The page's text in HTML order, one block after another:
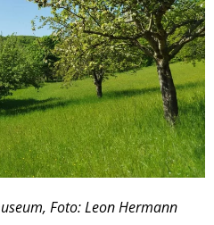
Foto: Leon Hermann